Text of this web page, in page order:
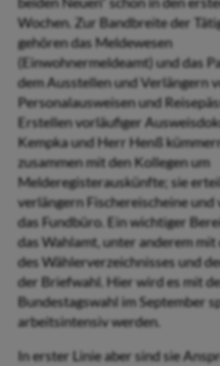
Wochen. Zur Bandbreite der
gehören das Meldewesen
(Einwohnermeldeamt) und das
dem Ausstellen und Verlängern
Personalausweisen und
Erstellen vorläufiger
Kempka und Herr Henß
zusammen mit den Kollegen um
Melderegisterauskünfte; sie
verlängern Fischereischeine
das Fundbüro. Ein wichtiger
das Wahlamt, unter anderem mit
des Wählerverzeichnisses und
der Briefwahl. Hier wird es mit
Bundestagswahl im September
arbeitsintensiv werden.
In erster Linie aber sind sie